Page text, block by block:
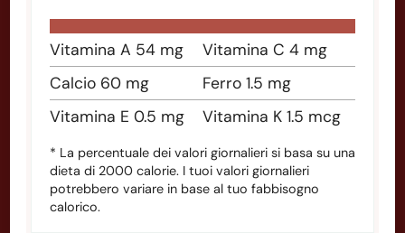
Vitamina A 54 mg Vitamina C 4 mg
Calcio 60 mg Ferro 1.5 mg
Vitamina E 0.5 mg Vitamina K 1.5 mcg
* La percentuale dei valori giornalieri si basa su una
dieta di 2000 calorie. I tuoi valori giornalieri
potrebbero variare in base al tuo fabbisogno
calorico.